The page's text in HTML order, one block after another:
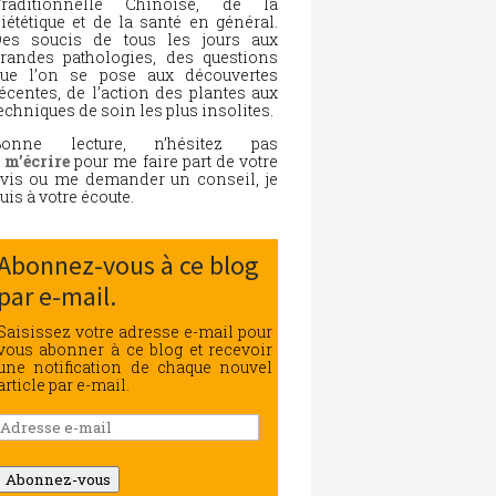
et de la santé en général.
soucis de tous les jours aux
pathologies, des questions
l’on se pose aux découvertes
de l’action des plantes aux
de soin les plus insolites.
lecture, n’hésitez pas
m’écrire pour me faire part de votre
ou me demander un conseil, je
à votre écoute.
vous à ce blog
par e-mail.
votre adresse e-mail pour
abonner à ce blog et recevoir
notification de chaque nouvel
par e-mail.
Abonnez-vous